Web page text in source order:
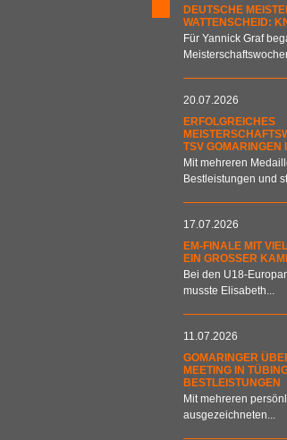
DEUTSCHE
WATTENSCHEID:
Für Yannick Graf
20.07.2026
ERFOLGREICHES
TSV GOMARINGEN
Mit mehreren
Bestleistungen und
17.07.2026
EM-FINALE MIT
EIN GROSSER
Bei den U18-
musste Elisabeth...
11.07.2026
GOMARINGER
MEETING IN
BESTLEISTUNGEN
Mit mehreren
ausgezeichneten...